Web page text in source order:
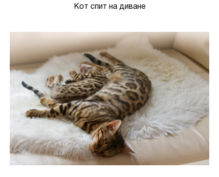
Кот спит на диване